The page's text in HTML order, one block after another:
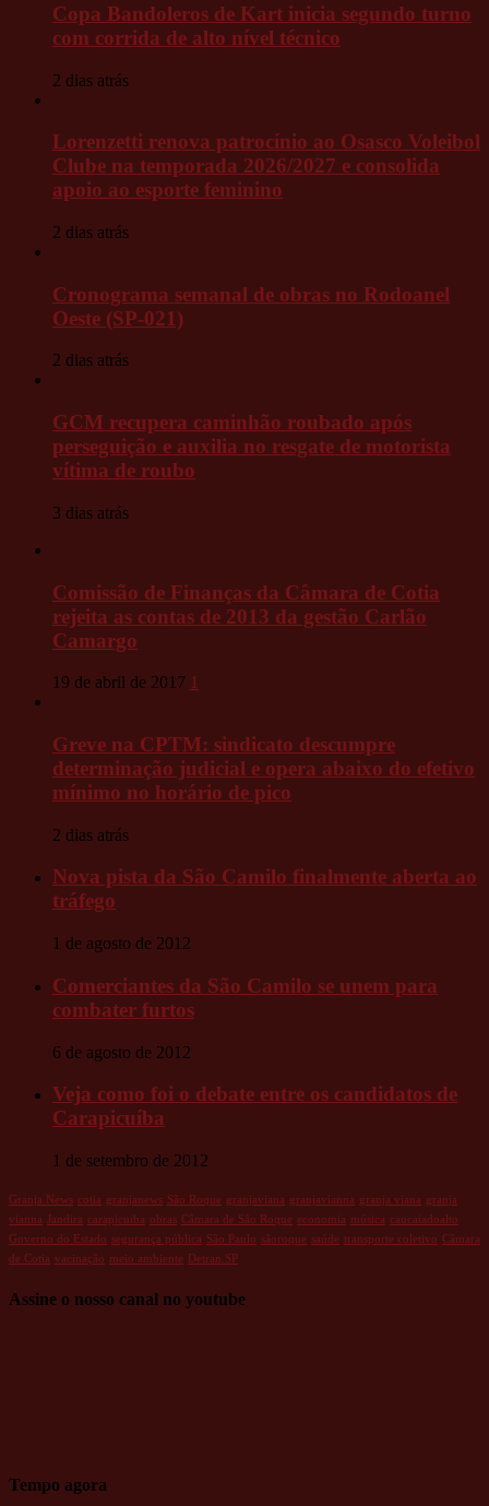
Copa Bandoleros de Kart inicia segundo turno
com corrida de alto nível técnico
2 dias atrás
Lorenzetti renova patrocínio ao Osasco Voleibol
Clube na temporada 2026/2027 e consolida
apoio ao esporte feminino
2 dias atrás
Cronograma semanal de obras no Rodoanel
Oeste (SP-021)
2 dias atrás
GCM recupera caminhão roubado após
perseguição e auxilia no resgate de motorista
vítima de roubo
3 dias atrás
Comissão de Finanças da Câmara de Cotia
rejeita as contas de 2013 da gestão Carlão
Camargo
19 de abril de 2017 1
Greve na CPTM: sindicato descumpre
determinação judicial e opera abaixo do efetivo
mínimo no horário de pico
2 dias atrás
Nova pista da São Camilo finalmente aberta ao
tráfego
1 de agosto de 2012
Comerciantes da São Camilo se unem para
combater furtos
6 de agosto de 2012
Veja como foi o debate entre os candidatos de
Carapicuíba
1 de setembro de 2012
Granja News cotia granjanews São Roque granjaviana granjavianna granja viana granja
vianna
Jandira carapicuiba obras Câmara de São Roque economia música caucaiadoalto
Governo do Estado segurança pública São Paulo sãoroque saúde transporte coletivo Câmara
de Cotia vacinação meio ambiente Detran.SP
Assine o nosso canal no youtube
Tempo agora